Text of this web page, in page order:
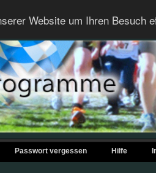
Website um Ihren Besuch
Passwort vergessen Hilfe